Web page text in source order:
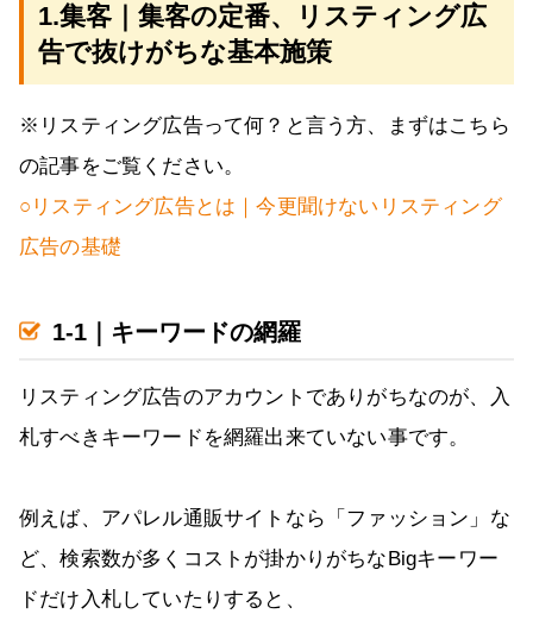
1.集客｜集客の定番、リスティング広
告で抜けがちな基本施策
※リスティング広告って何？と言う方、まずはこちら
の記事をご覧ください。
○リスティング広告とは｜今更聞けないリスティング
広告の基礎
1-1｜キーワードの網羅
リスティング広告のアカウントでありがちなのが、入
札すべきキーワードを網羅出来ていない事です。
例えば、アパレル通販サイトなら「ファッション」な
ど、検索数が多くコストが掛かりがちなBigキーワー
ドだけ入札していたりすると、